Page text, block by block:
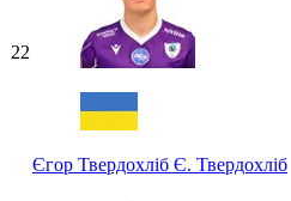
22
Єгор Твердохліб Є. Твердохліб